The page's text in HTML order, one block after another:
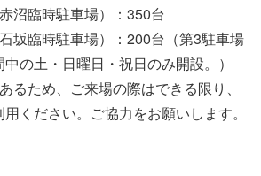
沼臨時駐車場）：350台
坂臨時駐車場）：200台（第3駐車場
の土・日曜日・祝日のみ開設。）
るため、ご来場の際はできる限り、
ください。ご協力をお願いします。